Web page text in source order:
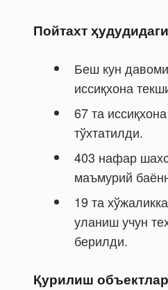
Пойтахт
Беш кун
иссиқхона
67 та
тўхтатилди.
403 нафар
маъмурий
19 та
уланиш учун
берилди.
Қурилиш